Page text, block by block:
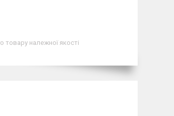
товару належної якості